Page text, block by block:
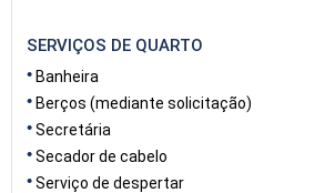
SERVIÇOS DE QUARTO
Banheira
Berços (mediante solicitação)
Secretária
Secador de cabelo
Serviço de despertar